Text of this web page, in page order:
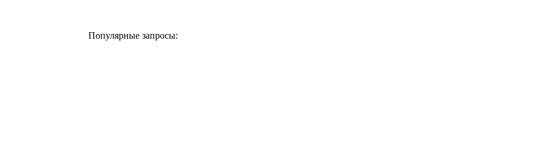
Популярные запросы: